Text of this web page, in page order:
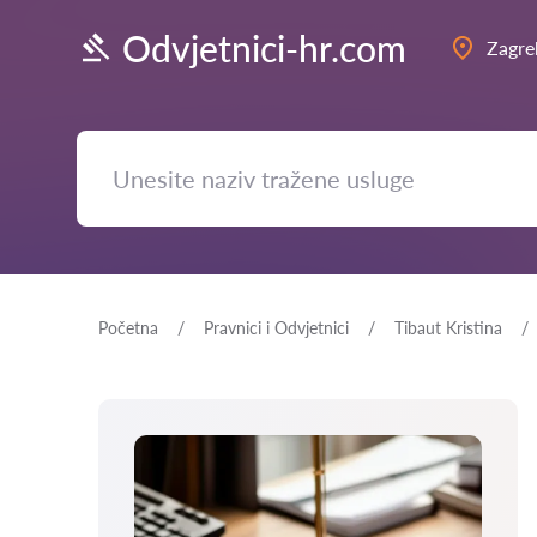
Odvjetnici-hr.com
Početna Pravnici i Odvjetnici Tibaut Kristina